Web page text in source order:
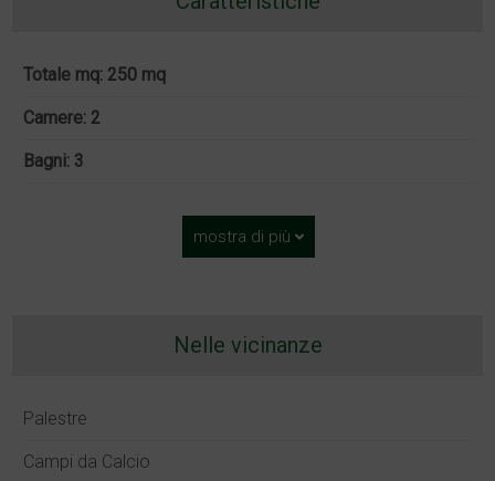
Totale mq: 250 mq
Camere: 2
Bagni: 3
mostra di più
Nelle vicinanze
Palestre
Campi da Calcio